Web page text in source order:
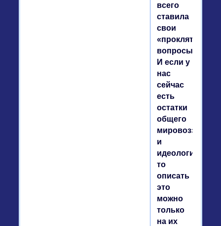
всего
ставила
свои
«проклятые
вопросы».
И если у
нас
сейчас
есть
остатки
общего
мировоззрения
и
идеологии,
то
описать
это
можно
только
на их